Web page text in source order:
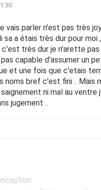
vais parler n'est pas très
a étais très dur pour moi
très dur je n'arette pas
capable d'assumer un
et une fois que c'etais
bref c'est fini .. Mais
ni mal au ventre
jugement ..